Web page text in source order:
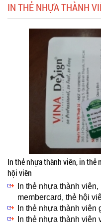
IN THẺ NHỰA THÀNH
In thẻ nhựa thành viên, in thẻ
hội viên
In thẻ nhựa thành
membercard, thẻ hội
In thẻ nhựa thành viên
In thẻ nhựa thành